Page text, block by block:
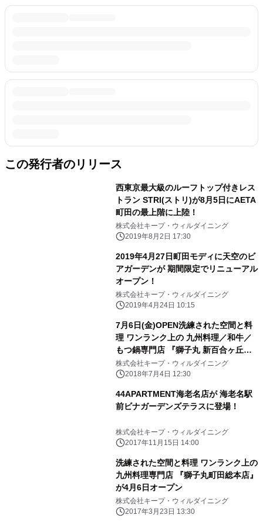
この発行者のリリース
西東京最大級のルーフトップ付きレス
トラン STRI(ストリ)が8月5日にAETA
町田の最上階に上陸！
株式会社キープ・ウィルダイニング
2019年8月2日 17:30
2019年4月27日町田モディに天空のビ
アガーデンが 期間限定でリニューアル
オープン！
株式会社キープ・ウィルダイニング
2019年4月24日 10:15
7月6日(金)OPEN洗練された空間と料
理 ワンランク上の 九州料理／和牛／
もつ鍋専門店 『獅子丸 新百合ヶ丘
店』グランドOPEN
株式会社キープ・ウィルダイニング
2018年7月4日 12:30
44APARTMENT海老名店が 海老名駅
前ビナガーデンズテラスに登場！
株式会社キープ・ウィルダイニング
2017年11月15日 14:00
洗練された空間と料理 ワンランク上の
九州料理専門店 『獅子丸町田総本店』
が4月6日オープン
株式会社キープ・ウィルダイニング
2017年3月23日 13:30